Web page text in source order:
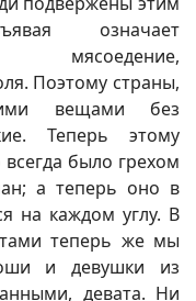
означает
Поэтому страны,
вещами без
Теперь этому
было грехом
а теперь оно в
на каждом углу. В
теперь же мы
и девушки из
девата. Ни